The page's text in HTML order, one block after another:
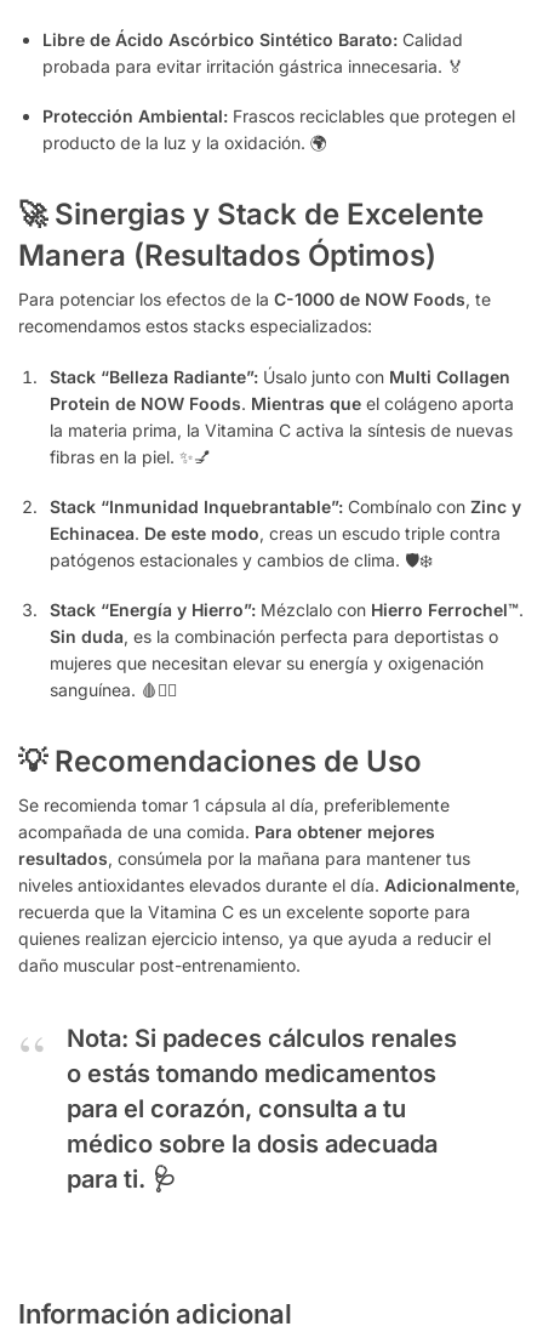
Libre de Ácido Ascórbico Sintético Barato: Calidad
probada para evitar irritación gástrica innecesaria. 🏅
Protección Ambiental: Frascos reciclables que protegen el
producto de la luz y la oxidación. 🌍
🚀 Sinergias y Stack de Excelente
Manera (Resultados Óptimos)
Para potenciar los efectos de la C-1000 de NOW Foods, te
recomendamos estos stacks especializados:
Stack “Belleza Radiante”: Úsalo junto con Multi Collagen
Protein de NOW Foods. Mientras que el colágeno aporta
la materia prima, la Vitamina C activa la síntesis de nuevas
fibras en la piel. ✨💅
Stack “Inmunidad Inquebrantable”: Combínalo con Zinc y
Echinacea. De este modo, creas un escudo triple contra
patógenos estacionales y cambios de clima. 🛡️❄️
Stack “Energía y Hierro”: Mézclalo con Hierro Ferrochel™.
Sin duda, es la combinación perfecta para deportistas o
mujeres que necesitan elevar su energía y oxigenación
sanguínea. 🩸🏃‍♀️
💡 Recomendaciones de Uso
Se recomienda tomar 1 cápsula al día, preferiblemente
acompañada de una comida. Para obtener mejores
resultados, consúmela por la mañana para mantener tus
niveles antioxidantes elevados durante el día. Adicionalmente,
recuerda que la Vitamina C es un excelente soporte para
quienes realizan ejercicio intenso, ya que ayuda a reducir el
daño muscular post-entrenamiento.
Nota: Si padeces cálculos renales
o estás tomando medicamentos
para el corazón, consulta a tu
médico sobre la dosis adecuada
para ti. 🩺
Información adicional